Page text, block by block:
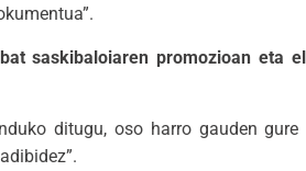
saskibaloiaren promozioan eta
ditugu, oso harro gauden